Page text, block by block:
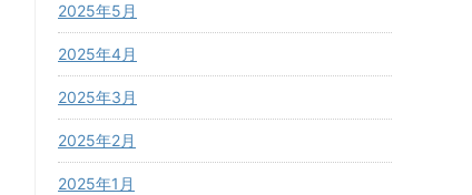
2025年5月
2025年4月
2025年3月
2025年2月
2025年1月